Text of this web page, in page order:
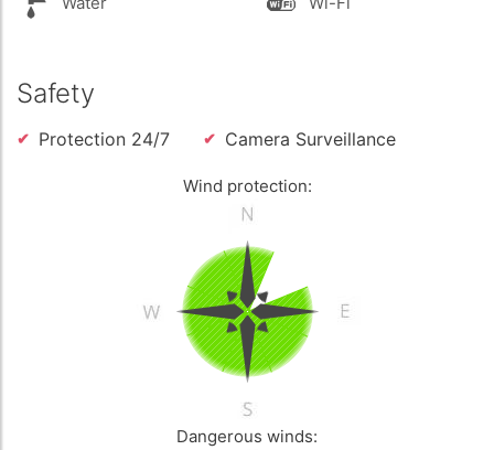
Safety
Protection 24/7 Camera Surveillance
Wind protection:
Dangerous winds: